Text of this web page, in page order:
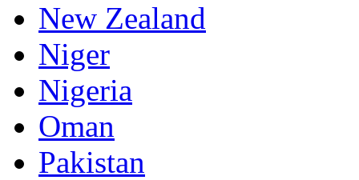
New Zealand
Niger
Nigeria
Oman
Pakistan